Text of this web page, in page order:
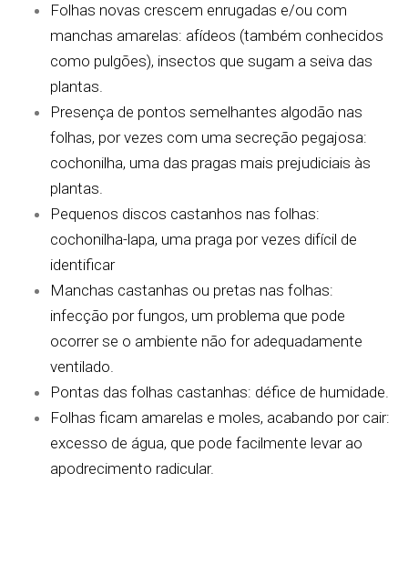
Folhas novas crescem enrugadas e/ou com
manchas amarelas: afídeos (também conhecidos
como pulgões), insectos que sugam a seiva das
plantas.
Presença de pontos semelhantes algodão nas
folhas, por vezes com uma secreção pegajosa:
cochonilha, uma das pragas mais prejudiciais às
plantas.
Pequenos discos castanhos nas folhas:
cochonilha-lapa, uma praga por vezes difícil de
identificar
Manchas castanhas ou pretas nas folhas:
infecção por fungos, um problema que pode
ocorrer se o ambiente não for adequadamente
ventilado.
Pontas das folhas castanhas: défice de humidade.
Folhas ficam amarelas e moles, acabando por cair:
excesso de água, que pode facilmente levar ao
apodrecimento radicular.